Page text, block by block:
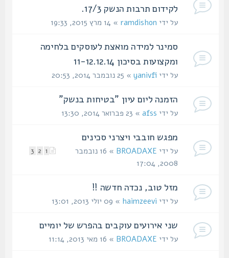
לקידום תרבות הנשק 17/3.
על ידיramdishon» 14 מרץ 2015, 19:33
סמינר למידה מואצת לעוסקים בלחימה
ומקצועות בסיכון 11-12.12.14
על ידיyanivfi» 25 נובמבר 2014, 20:53
הזמנה ליום עיון "בטיחות בנשק"
על ידיafss » 23 פברואר 2014, 13:30
מפגש חובבי ויצרני סכינים
2
3 על ידיBROADAXE
» 16 נובמבר
2008, 17:04
מזל טוב, נכדה חדשה !!
על ידיhaimzeevi» 09 יולי 2013, 13:01
שני אירועים עוקבים בהפרש של יומיים
על ידיBROADAXE» 16 מאי 2013, 11:14